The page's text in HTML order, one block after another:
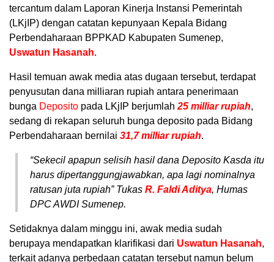
tercantum dalam Laporan Kinerja Instansi Pemerintah
(LKjIP) dengan catatan kepunyaan Kepala Bidang
Perbendaharaan BPPKAD Kabupaten Sumenep,
Uswatun Hasanah.
Hasil temuan awak media atas dugaan tersebut, terdapat
penyusutan dana milliaran rupiah antara penerimaan
bunga Deposito pada LKjIP berjumlah 25 milliar rupiah,
sedang di rekapan seluruh bunga deposito pada Bidang
Perbendaharaan bernilai 31,7 milliar rupiah.
“Sekecil apapun selisih hasil dana Deposito Kasda itu
harus dipertanggungjawabkan, apa lagi nominalnya
ratusan juta rupiah” Tukas R. Faldi Aditya, Humas
DPC AWDI Sumenep.
Setidaknya dalam minggu ini, awak media sudah
berupaya mendapatkan klarifikasi dari Uswatun Hasanah,
terkait adanya perbedaan catatan tersebut namun belum